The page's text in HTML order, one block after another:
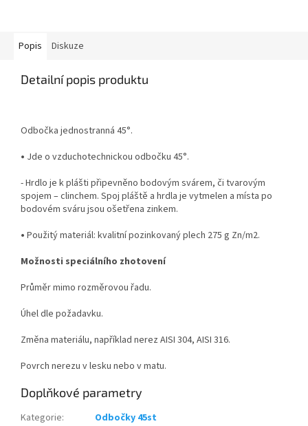
Popis Diskuze
Detailní popis produktu
Odbočka jednostranná 45°.
• Jde o vzduchotechnickou odbočku 45°.
- Hrdlo je k plášti připevněno bodovým svárem, či tvarovým
spojem – clinchem. Spoj pláště a hrdla je vytmelen a místa po
bodovém sváru jsou ošetřena zinkem.
• Použitý materiál: kvalitní pozinkovaný plech 275 g Zn/m2.
Možnosti speciálního zhotovení
Průměr mimo rozměrovou řadu.
Úhel dle požadavku.
Změna materiálu, například nerez AISI 304, AISI 316.
Povrch nerezu v lesku nebo v matu.
Doplňkové parametry
Kategorie:
Odbočky 45st